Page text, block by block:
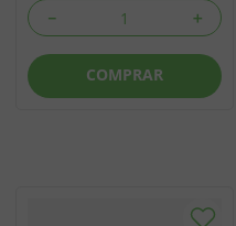
＋
－
COMPRAR